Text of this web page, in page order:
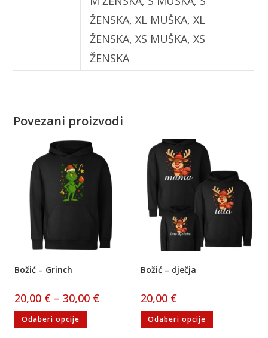
ŽENSKA, XL MUŠKA, XL
ŽENSKA, XS MUŠKA, XS
ŽENSKA
Povezani proizvodi
Božić – Grinch
20,00 € – 30,00 €
Odaberi opcije
Božić – dječja
20,00 €
Odaberi opcije